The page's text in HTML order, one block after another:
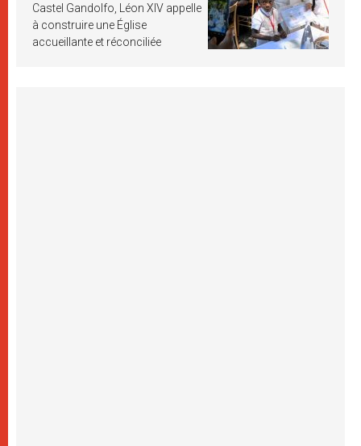
Castel Gandolfo, Léon XIV appelle
à construire une Église
accueillante et réconciliée